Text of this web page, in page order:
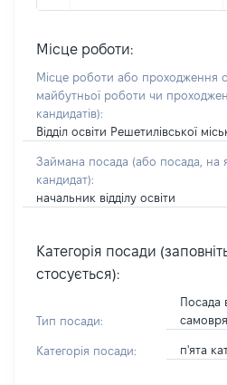
Місце роботи:
Місце роботи або проходження
майбутньої роботи чи
кандидатів):
Відділ освіти Решетилівської
Займана посада (або посада, на
кандидат):
начальник відділу освіти
Категорія посади
стосується):
Тип посади:
Посада
Категорія посади: п'ята